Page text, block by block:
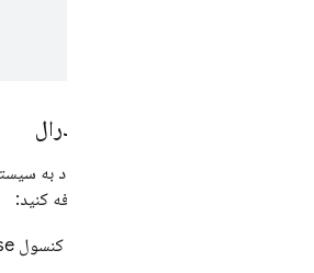
ورود فدرال
مجاز اضافه کنید:
در کنسول